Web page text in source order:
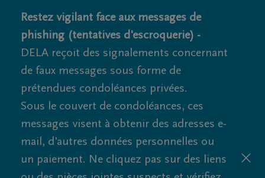
Restez vigilant face aux messages de
phishing (tentatives d'escroquerie) -
DELA reçoit des signalements concernant
de faux messages sous forme de
prétendues condoléances privées.
Sous le couvert de condoléances, ces
messages visent à obtenir des adresses e-
mail, d'autres données personnelles ou
un paiement. Ne cliquez pas sur des liens